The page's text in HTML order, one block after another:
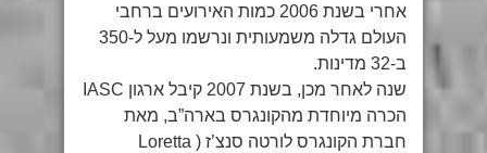
אחרי בשנת 2006 כמות האירועים ברחבי
העולם גדלה משמעותית ונרשמו מעל ל-350
ב-32 מדינות.
שנה לאחר מכן, בשנת 2007 קיבל ארגון IASC
הכרה מיוחדת מהקונגרס בארה”ב, מאת
חברת הקונגרס לורטה סנצ’ז ( Loretta